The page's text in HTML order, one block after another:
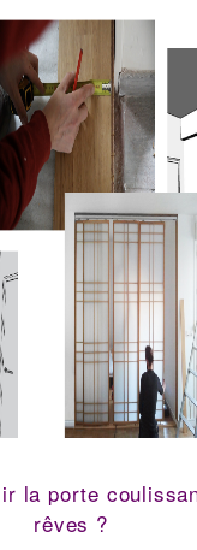
la porte
rêves ?